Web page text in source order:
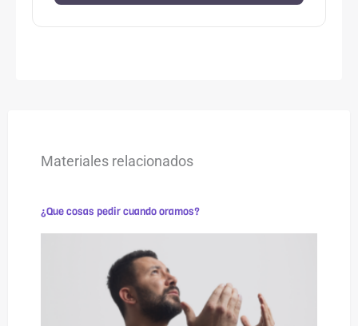
Materiales relacionados
¿Que cosas pedir cuando oramos?